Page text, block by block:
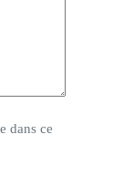
dans ce